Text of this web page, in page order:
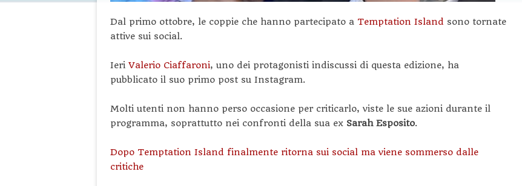
Dal primo ottobre, le coppie che hanno partecipato a Temptation Island sono tornate
attive sui social.
Ieri Valerio Ciaffaroni, uno dei protagonisti indiscussi di questa edizione, ha
pubblicato il suo primo post su Instagram.
Molti utenti non hanno perso occasione per criticarlo, viste le sue azioni durante il
programma, soprattutto nei confronti della sua ex Sarah Esposito.
Dopo Temptation Island finalmente ritorna sui social ma viene sommerso dalle
critiche